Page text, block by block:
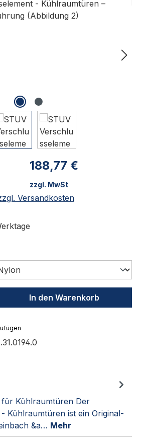
188,77 €
zzgl. MwSt
Versandkosten
Gib den
In den Warenkorb
für Kühlraumtüren Der
Kühlraumtüren ist ein Original-
&a… Mehr